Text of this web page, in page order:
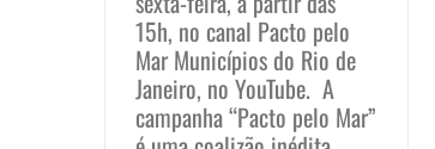
15h, no canal Pacto pelo
Mar Municípios do Rio de
Janeiro, no YouTube. A
campanha “Pacto pelo Mar”